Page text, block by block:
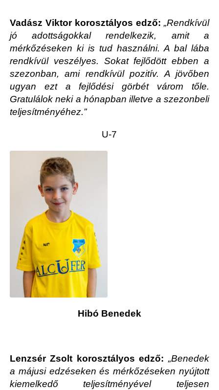
Vadász Viktor korosztályos edző: „Rendkívül
jó adottságokkal rendelkezik, amit a
mérkőzéseken ki is tud használni. A bal lába
rendkívül veszélyes. Sokat fejlődött ebben a
szezonban, ami rendkívül pozitív. A jövőben
ugyan ezt a fejlődési görbét várom tőle.
Gratulálok neki a hónapban illetve a szezonbeli
teljesítményéhez.”
U-7
Hibó Benedek
Lenzsér Zsolt korosztályos edző: „Benedek
a májusi edzéseken és mérkőzéseken nyújtott
kiemelkedő teljesítményével teljesen